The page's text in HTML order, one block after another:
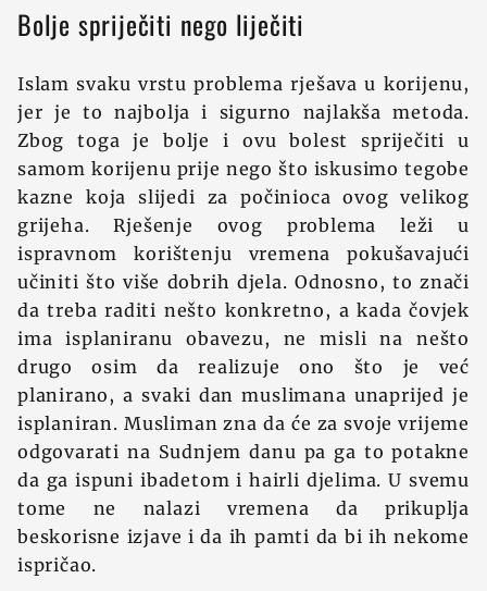
Bolje spriječiti nego liječiti
Islam svaku vrstu problema rješava u korijenu,
jer je to najbolja i sigurno najlakša metoda.
Zbog toga je bolje i ovu bolest spriječiti u
samom korijenu prije nego što iskusimo tegobe
kazne koja slijedi za počinioca ovog velikog
grijeha. Rješenje ovog problema leži u
ispravnom korištenju vremena pokušavajući
učiniti što više dobrih djela. Odnosno, to znači
da treba raditi nešto konkretno, a kada čovjek
ima isplaniranu obavezu, ne misli na nešto
drugo osim da realizuje ono što je već
planirano, a svaki dan muslimana unaprijed je
isplaniran. Musliman zna da će za svoje vrijeme
odgovarati na Sudnjem danu pa ga to potakne
da ga ispuni ibadetom i hairli djelima. U svemu
tome ne nalazi vremena da prikuplja
beskorisne izjave i da ih pamti da bi ih nekome
ispričao.